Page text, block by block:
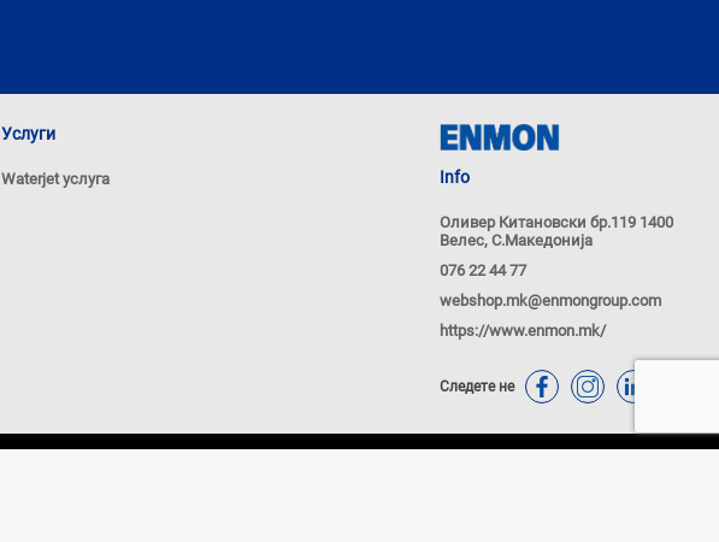
Услуги
Waterjet услуга Info
Оливер Китановски бр.119 1400
Велес, С.Македонија
076 22 44 77
webshop.mk@enmongroup.com
https://www.enmon.mk/
Следете не